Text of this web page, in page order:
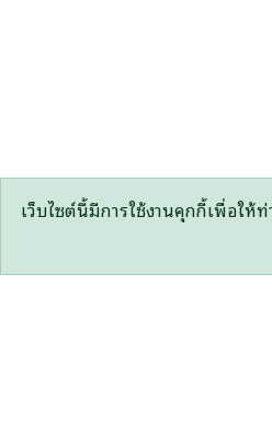
เว็บไซต์นี้มีการใช้งานคุกกี้เพื่อให้